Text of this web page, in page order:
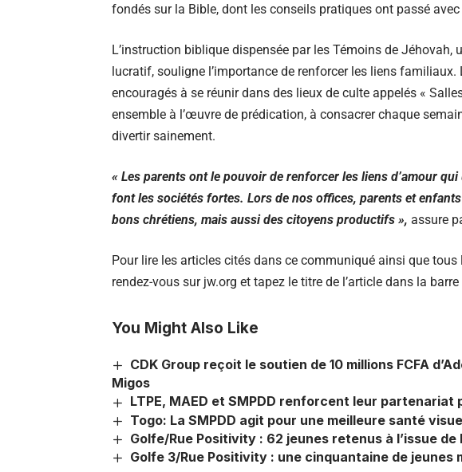
fondés sur la Bible, dont les conseils pratiques ont passé avec
L’instruction biblique dispensée par les Témoins de
lucratif, souligne l’importance de renforcer les liens
encouragés à se réunir dans des lieux de culte appelés «
ensemble à l’œuvre de prédication, à consacrer chaque
divertir sainement.
« Les parents ont le pouvoir de renforcer les liens d’amour
font les sociétés fortes. Lors de nos offices, parents et
bons chrétiens, mais aussi des citoyens productifs », assure
Pour lire les articles cités dans ce communiqué ainsi que
rendez-vous sur jw.org et tapez le titre de l’article dans la barre
You Might Also Like
CDK Group reçoit le soutien de 10 millions FCFA
Migos
LTPE, MAED et SMPDD renforcent leur
Togo: La SMPDD agit pour une meilleure santé
Golfe/Rue Positivity : 62 jeunes retenus à l’issue
Golfe 3/Rue Positivity : une cinquantaine de jeunes